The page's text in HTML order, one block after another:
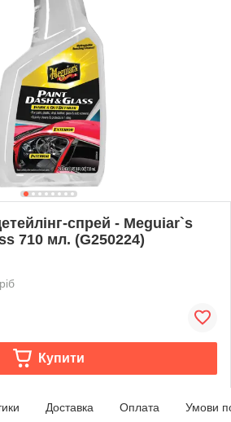
спрей - Meguiar`s
710 мл. (G250224)
Купити
Доставка Оплата Умови